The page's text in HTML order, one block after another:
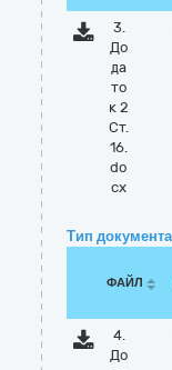
3.
До
да
то
к 2
Ст.
16.
do
cx
Тип
ФАЙЛ
4.
До